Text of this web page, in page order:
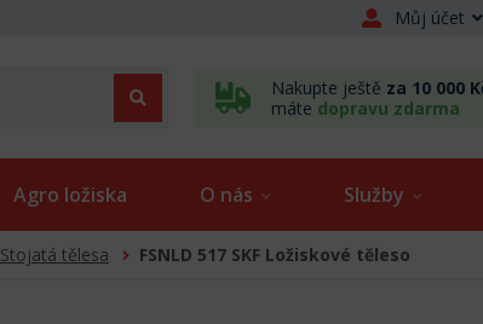
Můj účet
Nakupte ještě za 10 000
máte dopravu zdarma
Agro ložiska O nás Služby
Stojatá tělesa FSNLD 517 SKF Ložiskové těleso